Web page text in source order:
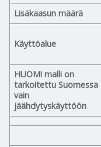
Lisäkaasun määrä
Käyttöalue
HUOM! malli on
tarkoitettu Suomessa
vain
jäähdytyskäyttöön